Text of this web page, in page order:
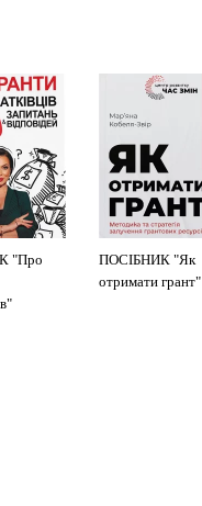
"Про
ПОСІБНИК "Як
отримати грант"